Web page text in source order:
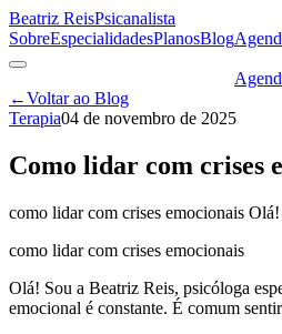
Beatriz ReisPsicanalista
SobreEspecialidadesPlanosBlog
←Voltar ao Blog
Terapia04 de novembro de 2025
Como lidar com crises
como lidar com crises emocionais
como lidar com crises emocionais
Olá! Sou a Beatriz Reis, psicóloga
emocional é constante. É comum